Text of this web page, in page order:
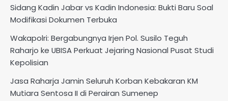
Sidang Kadin Jabar vs Kadin Indonesia: Bukti Baru Soal
Modifikasi Dokumen Terbuka
Wakapolri: Bergabungnya Irjen Pol. Susilo Teguh
Raharjo ke UBISA Perkuat Jejaring Nasional Pusat Studi
Kepolisian
Jasa Raharja Jamin Seluruh Korban Kebakaran KM
Mutiara Sentosa II di Perairan Sumenep